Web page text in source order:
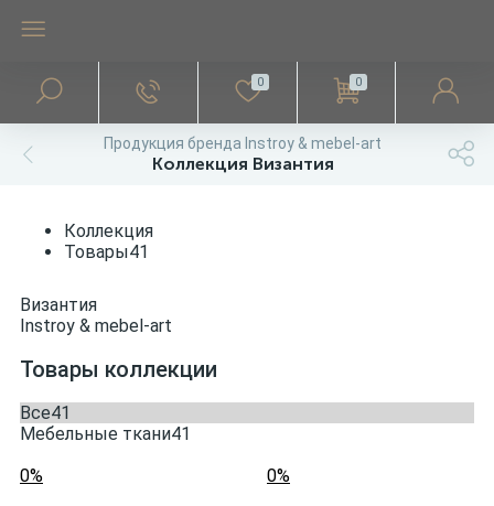
589
Жаккард
Искуственная замша
Рогожка
Шенилл
50
Кисть
Кисть с розеткой
Розетка
Тесьма настрочная
0 0
Продукция бренда Instroy & mebel-art
Коллекция Византия
Коллекция
Товары41
Византия
Instroy & mebel-art
Товары коллекции
Все41
Мебельные ткани41
0%
0%